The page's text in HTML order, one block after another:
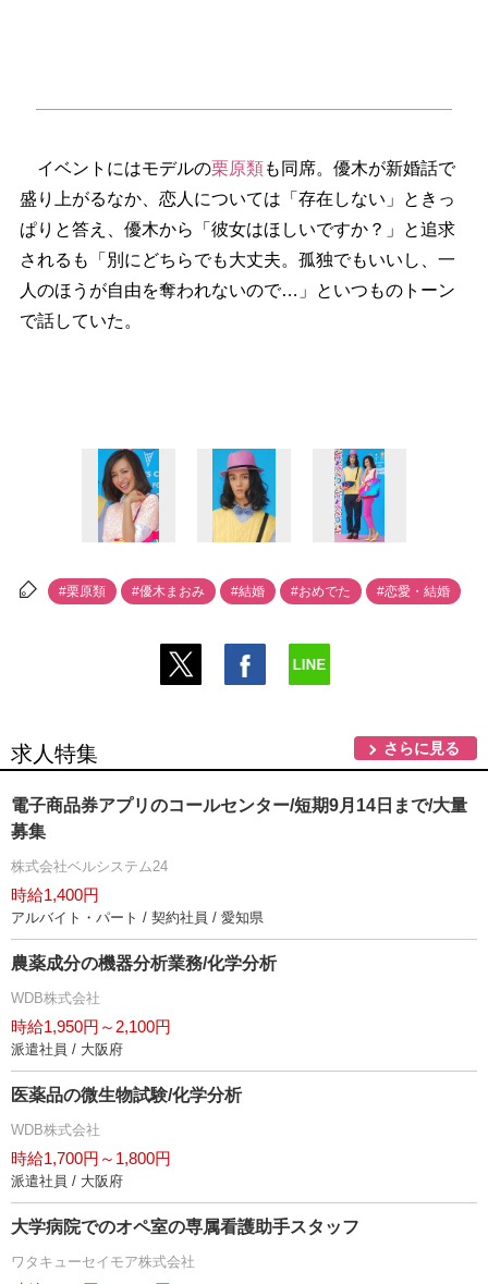
イベントにはモデルの栗原類も同席。優木が新婚話で
盛り上がるなか、恋人については「存在しない」ときっ
ぱりと答え、優木から「彼女はほしいですか？」と追求
されるも「別にどちらでも大丈夫。孤独でもいいし、一
人のほうが自由を奪われないので…」といつものトーン
で話していた。
#栗原類 #優木まおみ #結婚 #おめでた #恋愛・結婚
求人特集 さらに見る
電子商品券アプリのコールセンター/短期9月14日まで/大量
募集
株式会社ベルシステム24
時給1,400円
アルバイト・パート / 契約社員 / 愛知県
農薬成分の機器分析業務/化学分析
WDB株式会社
時給1,950円～2,100円
派遣社員 / 大阪府
医薬品の微生物試験/化学分析
WDB株式会社
時給1,700円～1,800円
派遣社員 / 大阪府
大学病院でのオペ室の専属看護助手スタッフ
ワタキューセイモア株式会社